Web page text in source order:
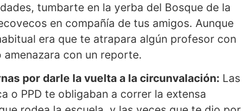
tumbarte en la yerba del Bosque de la
en compañía de tus amigos. Aunque
era que te atrapara algún profesor con
con un reporte.
por darle la vuelta a la circunvalación: Las
o PPD te obligaban a correr la extensa